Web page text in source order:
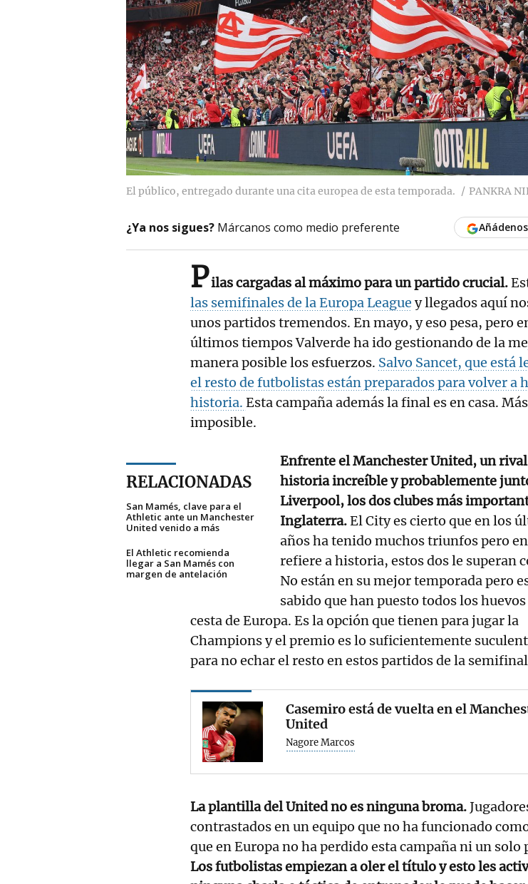
El público, entregado durante una cita europea de esta temporada. PANKRA
¿Ya nos sigues? Márcanos como medio preferente
Pilas cargadas al máximo para un partido crucial.
las semifinales de la Europa League y llegados aquí
unos partidos tremendos. En mayo, y eso pesa, pero
últimos tiempos Valverde ha ido gestionando de la
manera posible los esfuerzos. Salvo Sancet, que está
el resto de futbolistas están preparados para volver a
historia. Esta campaña además la final es en casa.
imposible.
RELACIONADAS
San Mamés, clave para el
Athletic ante un Manchester
United venido a más
El Athletic recomienda
llegar a San Mamés con
margen de antelación
Enfrente el Manchester United, un
historia increíble y probablemente
Liverpool, los dos clubes más
Inglaterra.El City es cierto que en los
años ha tenido muchos triunfos pero
refiere a historia, estos dos le superan
No están en su mejor temporada pero
sabido que han puesto todos los
cesta de Europa. Es la opción que tienen para jugar la
Champions y el premio es lo suficientemente
para no echar el resto en estos partidos de la
Casemiro está de vuelta en el
United
Nagore Marcos
La plantilla del United no es ninguna broma.
contrastados en un equipo que no ha funcionado
que en Europa no ha perdido esta campaña ni un solo
Los futbolistas empiezan a oler el título y esto les